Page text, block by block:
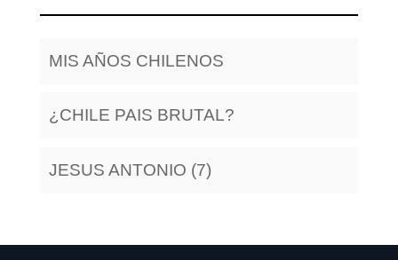
MIS AÑOS CHILENOS
¿CHILE PAIS BRUTAL?
JESUS ANTONIO (7)